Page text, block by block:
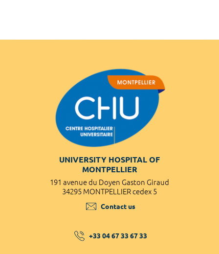
UNIVERSITY HOSPITAL OF
MONTPELLIER
191 avenue du Doyen Gaston Giraud
34295 MONTPELLIER cedex 5
Contact us
+33 04 67 33 67 33